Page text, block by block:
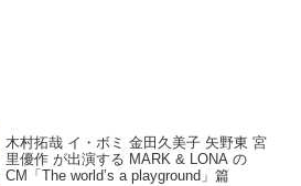
木村拓哉 イ・ボミ 金田久美子 矢野東 宮
里優作 が出演する MARK & LONA の
CM「The world’s a playground」篇